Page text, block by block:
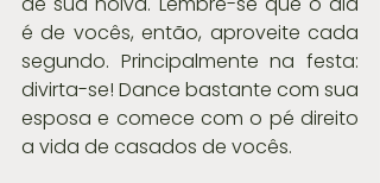
é de vocês, então, aproveite cada
segundo. Principalmente na festa:
divirta-se! Dance bastante com sua
esposa e comece com o pé direito
a vida de casados de vocês.